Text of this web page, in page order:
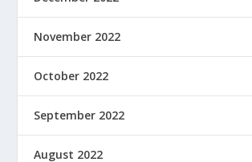
November 2022
October 2022
September 2022
August 2022